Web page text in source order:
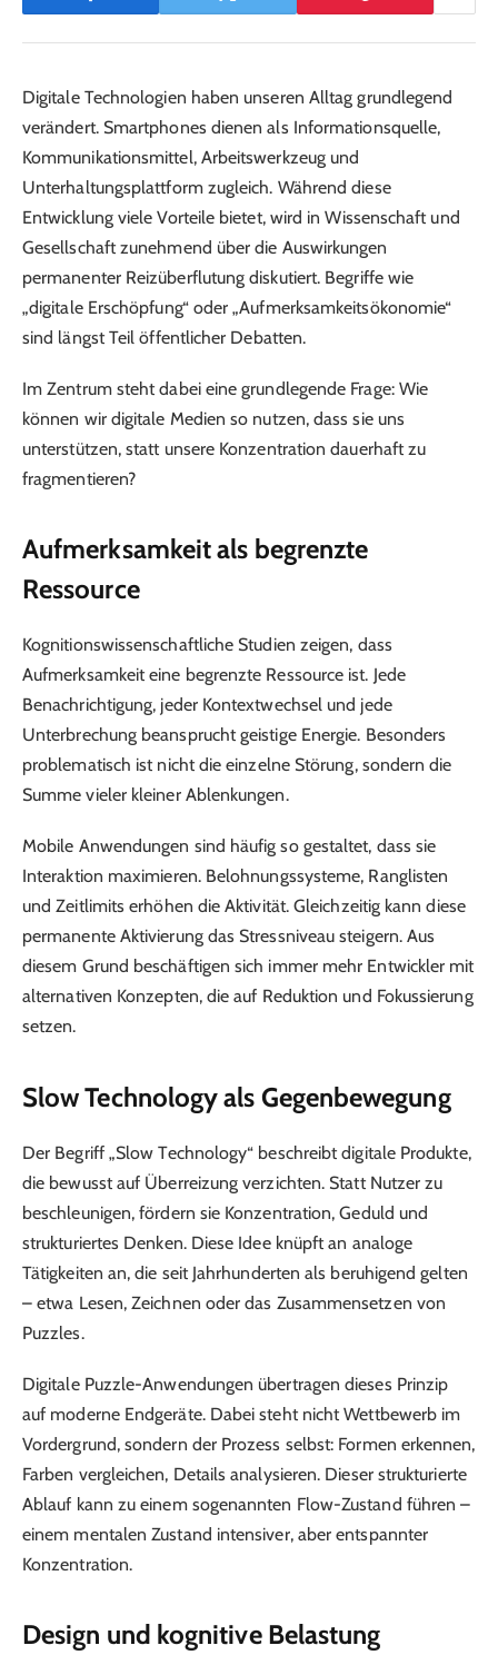
Digitale Technologien haben unseren Alltag grundlegend
verändert. Smartphones dienen als Informationsquelle,
Kommunikationsmittel, Arbeitswerkzeug und
Unterhaltungsplattform zugleich. Während diese
Entwicklung viele Vorteile bietet, wird in Wissenschaft und
Gesellschaft zunehmend über die Auswirkungen
permanenter Reizüberflutung diskutiert. Begriffe wie
„digitale Erschöpfung“ oder „Aufmerksamkeitsökonomie“
sind längst Teil öffentlicher Debatten.
Im Zentrum steht dabei eine grundlegende Frage: Wie
können wir digitale Medien so nutzen, dass sie uns
unterstützen, statt unsere Konzentration dauerhaft zu
fragmentieren?
Aufmerksamkeit als begrenzte
Ressource
Kognitionswissenschaftliche Studien zeigen, dass
Aufmerksamkeit eine begrenzte Ressource ist. Jede
Benachrichtigung, jeder Kontextwechsel und jede
Unterbrechung beansprucht geistige Energie. Besonders
problematisch ist nicht die einzelne Störung, sondern die
Summe vieler kleiner Ablenkungen.
Mobile Anwendungen sind häufig so gestaltet, dass sie
Interaktion maximieren. Belohnungssysteme, Ranglisten
und Zeitlimits erhöhen die Aktivität. Gleichzeitig kann diese
permanente Aktivierung das Stressniveau steigern. Aus
diesem Grund beschäftigen sich immer mehr Entwickler mit
alternativen Konzepten, die auf Reduktion und Fokussierung
setzen.
Slow Technology als Gegenbewegung
Der Begriff „Slow Technology“ beschreibt digitale Produkte,
die bewusst auf Überreizung verzichten. Statt Nutzer zu
beschleunigen, fördern sie Konzentration, Geduld und
strukturiertes Denken. Diese Idee knüpft an analoge
Tätigkeiten an, die seit Jahrhunderten als beruhigend gelten
– etwa Lesen, Zeichnen oder das Zusammensetzen von
Puzzles.
Digitale Puzzle-Anwendungen übertragen dieses Prinzip
auf moderne Endgeräte. Dabei steht nicht Wettbewerb im
Vordergrund, sondern der Prozess selbst: Formen erkennen,
Farben vergleichen, Details analysieren. Dieser strukturierte
Ablauf kann zu einem sogenannten Flow-Zustand führen –
einem mentalen Zustand intensiver, aber entspannter
Konzentration.
Design und kognitive Belastung